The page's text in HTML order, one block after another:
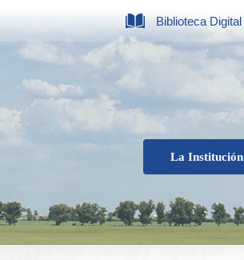
Biblioteca Digital
La Institución